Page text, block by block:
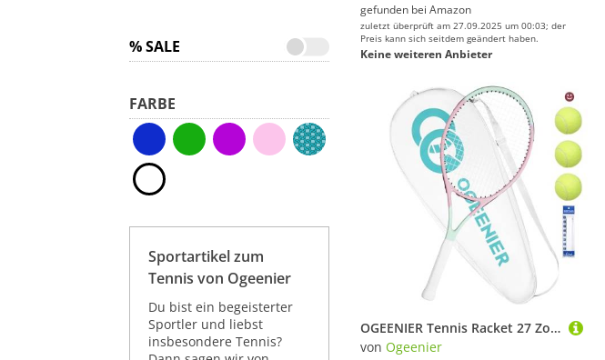
% SALE
FARBE
Sportartikel zum
Tennis von Ogeenier
Du bist ein begeisterter
Sportler und liebst
insbesondere Tennis?
gefunden bei Amazon
zuletzt überprüft am 27.09.2025 um 00:03; der
Preis kann sich seitdem geändert haben.
Keine weiteren Anbieter
OGEENIER Tennis Racket 27 Zoll Tennisschläger Damen Herren Tennis Schläger für Erwachsene Anfänger und Freizeitschläger leichte mit 1 Griffband und 3 Bällen und1 Tennis-Vibrationsdämpfer
von Ogeenier